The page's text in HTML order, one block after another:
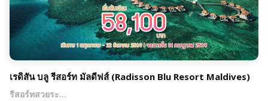
เรดิสัน บลู รีสอร์ท มัลดีฟส์ (Radisson Blu Resort Maldives)
รีสอร์ทสวยระ…